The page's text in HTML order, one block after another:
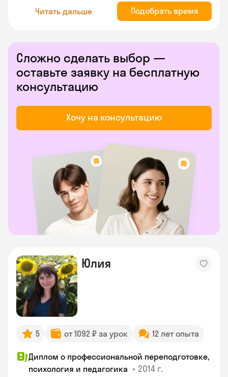
Читать дальше Подобрать время
Сложно сделать выбор —
оставьте заявку на бесплатную
консультацию
Хочу на консультацию
Юлия
5 от 1092 ₽ за урок 12 лет опыта
Диплом о профессиональной переподготовке,
психология и педагогика • 2014 г.